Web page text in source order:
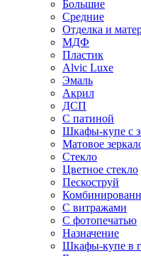
Большие
Средние
Отделка и
МДФ
Пластик
Alvic Luxe
Эмаль
Акрил
ДСП
С патиной
Шкафы-купе с
Матовое
Стекло
Цветное стекло
Пескоструй
С витражами
С фотопечатью
Назначение
Шкафы-купе в